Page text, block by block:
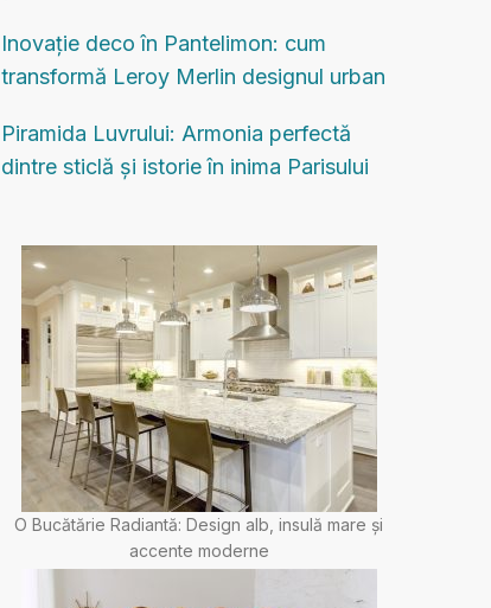
Inovație deco în Pantelimon: cum
transformă Leroy Merlin designul urban
Piramida Luvrului: Armonia perfectă
dintre sticlă și istorie în inima Parisului
O Bucătărie Radiantă: Design alb, insulă mare și
accente moderne